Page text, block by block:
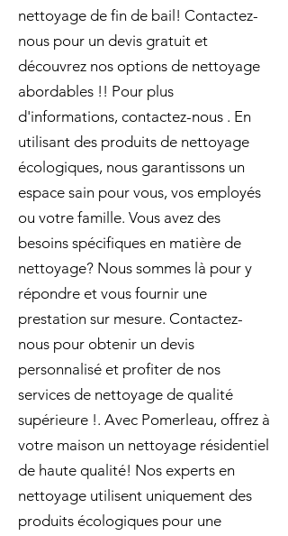
nettoyage de fin de bail! Contactez-
nous pour un devis gratuit et
découvrez nos options de nettoyage
abordables !! Pour plus
d'informations, contactez-nous . En
utilisant des produits de nettoyage
écologiques, nous garantissons un
espace sain pour vous, vos employés
ou votre famille. Vous avez des
besoins spécifiques en matière de
nettoyage? Nous sommes là pour y
répondre et vous fournir une
prestation sur mesure. Contactez-
nous pour obtenir un devis
personnalisé et profiter de nos
services de nettoyage de qualité
supérieure !. Avec Pomerleau, offrez à
votre maison un nettoyage résidentiel
de haute qualité! Nos experts en
nettoyage utilisent uniquement des
produits écologiques pour une